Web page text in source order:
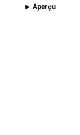
Aperçu